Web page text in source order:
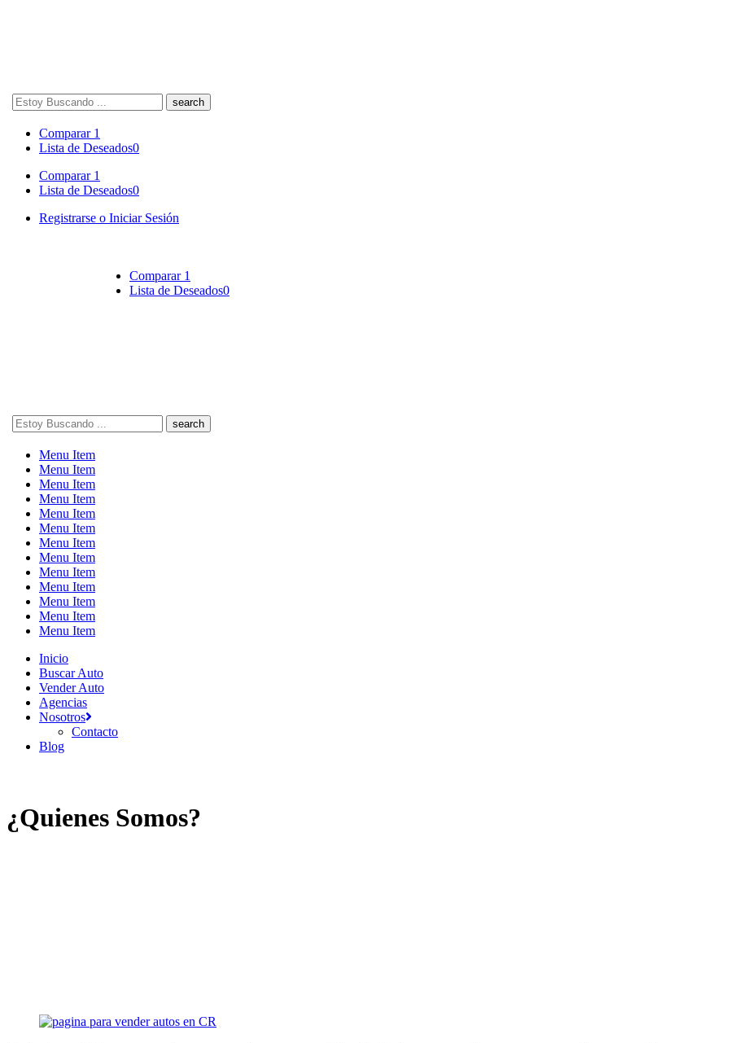
Search
here
Comparar 1
Lista de Deseados0
Comparar 1
Lista de Deseados0
Registrarse o Iniciar Sesión
Comparar 1
Lista de Deseados0
Search
here
Menu Item
Menu Item
Menu Item
Menu Item
Menu Item
Menu Item
Menu Item
Menu Item
Menu Item
Menu Item
Menu Item
Menu Item
Menu Item
Inicio
Buscar Auto
Vender Auto
Agencias
Nosotros
Contacto
Blog
¿Quienes Somos?